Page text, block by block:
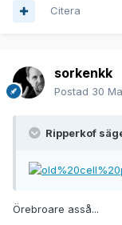
Citera
sorkenkk
Postad 30
Ripperkof
Örebroare asså...